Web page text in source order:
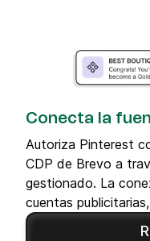
Conecta la
Autoriza Pinterest
CDP de Brevo a
gestionado. La
cuentas